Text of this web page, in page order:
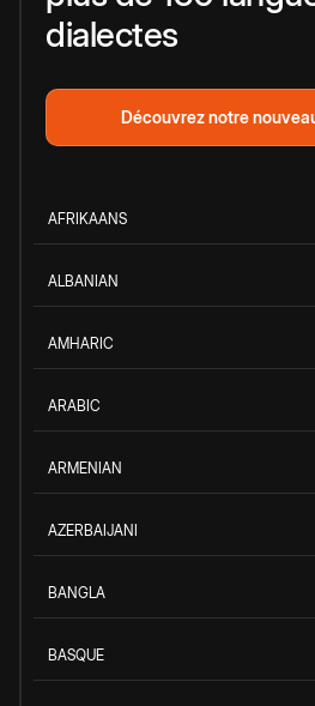
dialectes
Découvrez notre
AFRIKAANS
ALBANIAN
AMHARIC
ARABIC
ARMENIAN
AZERBAIJANI
BANGLA
BASQUE